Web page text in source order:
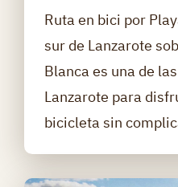
Ruta en bici por
sur de Lanzarote
Blanca es una de
Lanzarote para
bicicleta sin